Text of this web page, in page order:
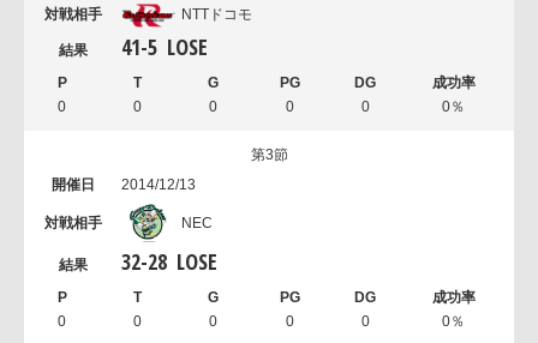
NTTドコモ
41-5 LOSE
0 0 0 0 0 0％
第3節
2014/12/13
NEC
32-28 LOSE
0 0 0 0 0 0％